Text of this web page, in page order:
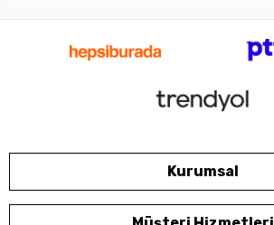
Kurumsal